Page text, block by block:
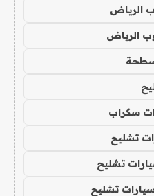
الرياض
الرياض
سكراب
تشليح
تشليح
تشليح